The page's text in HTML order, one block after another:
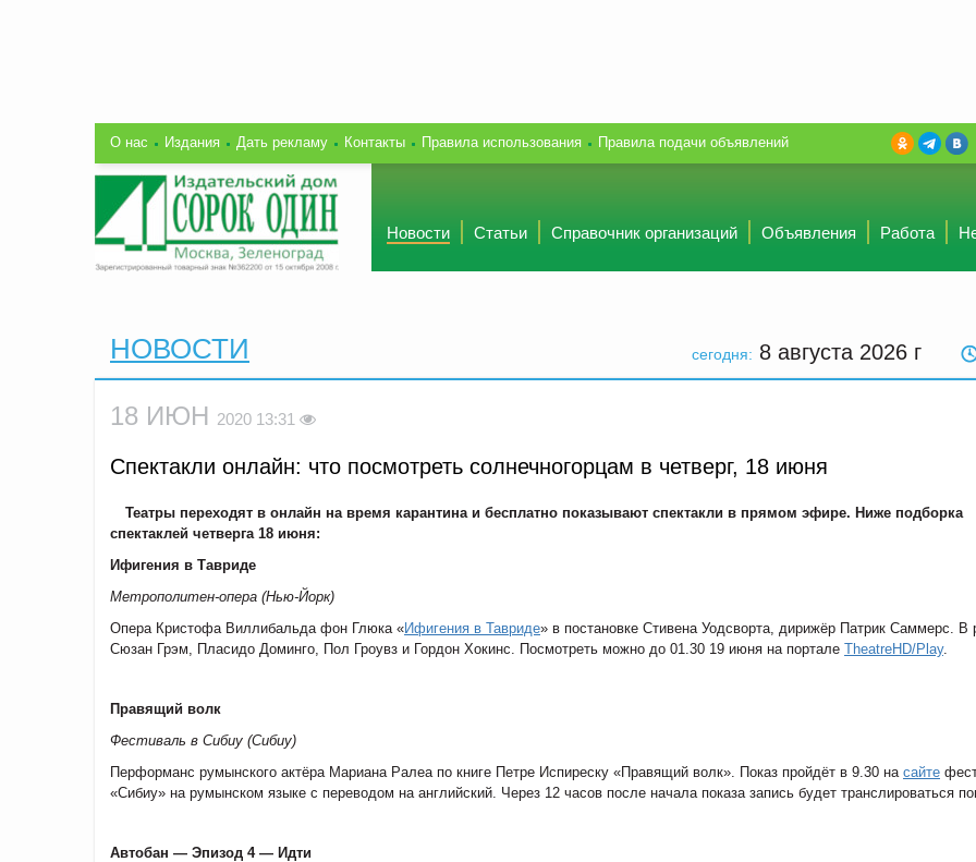
О нас Издания Дать рекламу Контакты Правила использования Правила подачи объявлений
Новости Статьи Справочник организаций Объявления Работа
сегодня: 8 августа 2026 г
НОВОСТИ
18 ИЮН 2020 13:31
Спектакли онлайн: что посмотреть солнечногорцам в четверг, 18 июня
Театры переходят в онлайн на время карантина и бесплатно показывают спектакли в прямом эфире. Ниже подборка
спектаклей четверга 18 июня:
Ифигения в Тавриде
Метрополитен-опера (Нью-Йорк)
Опера Кристофа Виллибальда фон Глюка «Ифигения в Тавриде» в постановке Стивена Уодсворта, дирижёр Патрик Саммерс. В
Сюзан Грэм, Пласидо Доминго, Пол Гроувз и Гордон Хокинс. Посмотреть можно до 01.30 19 июня на портале TheatreHD/Play.
Правящий волк
Фестиваль в Сибиу (Сибиу)
Перформанс румынского актёра Мариана Ралеа по книге Петре Испиреску «Правящий волк». Показ пройдёт в 9.30 на сайте
«Сибиу» на румынском языке с переводом на английский. Через 12 часов после начала показа запись будет транслироваться
Автобан — Эпизод 4 — Идти